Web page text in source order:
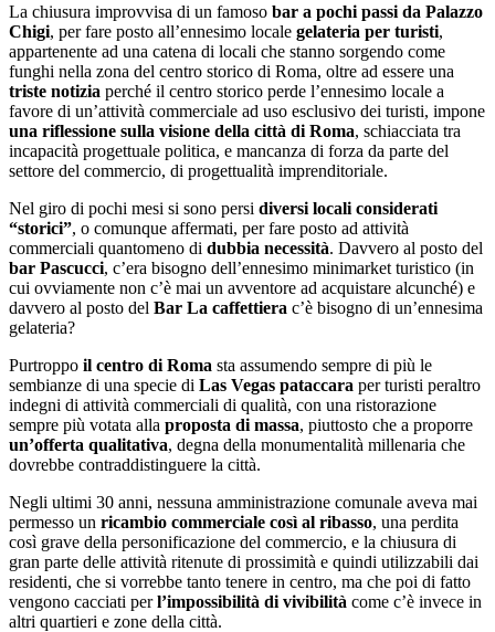
La chiusura improvvisa di un famoso bar a pochi passi da Palazzo
Chigi, per fare posto all’ennesimo locale gelateria per turisti,
appartenente ad una catena di locali che stanno sorgendo come
funghi nella zona del centro storico di Roma, oltre ad essere una
triste notizia perché il centro storico perde l’ennesimo locale a
favore di un’attività commerciale ad uso esclusivo dei turisti, impone
una riflessione sulla visione della città di Roma, schiacciata tra
incapacità progettuale politica, e mancanza di forza da parte del
settore del commercio, di progettualità imprenditoriale.
Nel giro di pochi mesi si sono persi diversi locali considerati
“storici”, o comunque affermati, per fare posto ad attività
commerciali quantomeno di dubbia necessità. Davvero al posto del
bar Pascucci, c’era bisogno dell’ennesimo minimarket turistico (in
cui ovviamente non c’è mai un avventore ad acquistare alcunché) e
davvero al posto del Bar La caffettiera c’è bisogno di un’ennesima
gelateria?
Purtroppo il centro di Roma sta assumendo sempre di più le
sembianze di una specie di Las Vegas pataccara per turisti peraltro
indegni di attività commerciali di qualità, con una ristorazione
sempre più votata alla proposta di massa, piuttosto che a proporre
un’offerta qualitativa, degna della monumentalità millenaria che
dovrebbe contraddistinguere la città.
Negli ultimi 30 anni, nessuna amministrazione comunale aveva mai
permesso un ricambio commerciale così al ribasso, una perdita
così grave della personificazione del commercio, e la chiusura di
gran parte delle attività ritenute di prossimità e quindi utilizzabili dai
residenti, che si vorrebbe tanto tenere in centro, ma che poi di fatto
vengono cacciati perl’impossibilità di vivibilità come c’è invece in
altri quartieri e zone della città.